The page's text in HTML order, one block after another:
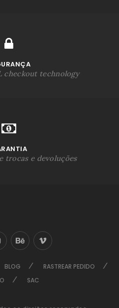
checkout technology
trocas e devoluções
BLOG
RASTREAR PEDIDO
SAC